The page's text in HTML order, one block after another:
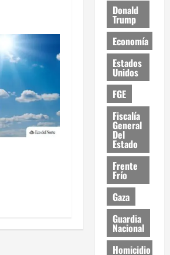
Donald
Trump
Economía
Estados
Unidos
FGE
Fiscalía
General
Del
Estado
Frente
Frío
Gaza
Guardia
Nacional
Homicidio